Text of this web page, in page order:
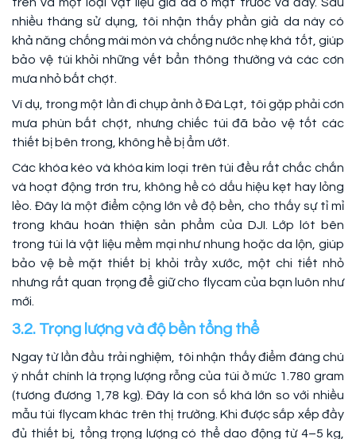
nhiều tháng sử dụng, tôi nhận thấy phần giả da này có
khả năng chống mài mòn và chống nước nhẹ khá tốt, giúp
bảo vệ túi khỏi những vết bẩn thông thường và các cơn
mưa nhỏ bất chợt.
Ví dụ, trong một lần đi chụp ảnh ở Đà Lạt, tôi gặp phải cơn
mưa phùn bất chợt, nhưng chiếc túi đã bảo vệ tốt các
thiết bị bên trong, không hề bị ẩm ướt.
Các khóa kéo và khóa kim loại trên túi đều rất chắc chắn
và hoạt động trơn tru, không hề có dấu hiệu kẹt hay lỏng
lẻo. Đây là một điểm cộng lớn về độ bền, cho thấy sự tỉ mỉ
trong khâu hoàn thiện sản phẩm của DJI. Lớp lót bên
trong túi là vật liệu mềm mại như nhung hoặc da lộn, giúp
bảo vệ bề mặt thiết bị khỏi trầy xước, một chi tiết nhỏ
nhưng rất quan trọng để giữ cho flycam của bạn luôn như
mới.
3.2. Trọng lượng và độ bền tổng thể
Ngay từ lần đầu trải nghiệm, tôi nhận thấy điểm đáng chú
ý nhất chính là trọng lượng rỗng của túi ở mức 1.780 gram
(tương đương 1,78 kg). Đây là con số khá lớn so với nhiều
mẫu túi flycam khác trên thị trường. Khi được sắp xếp đầy
đủ thiết bị, tổng trọng lượng có thể dao động từ 4–5 kg,